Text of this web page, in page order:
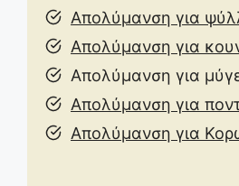
Απολύμανση για
Απολύμανση για
Απολύμανση για
Απολύμανση για
Απολύμανση για